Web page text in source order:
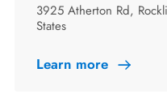
3925 Atherton Rd,
States
Learn more